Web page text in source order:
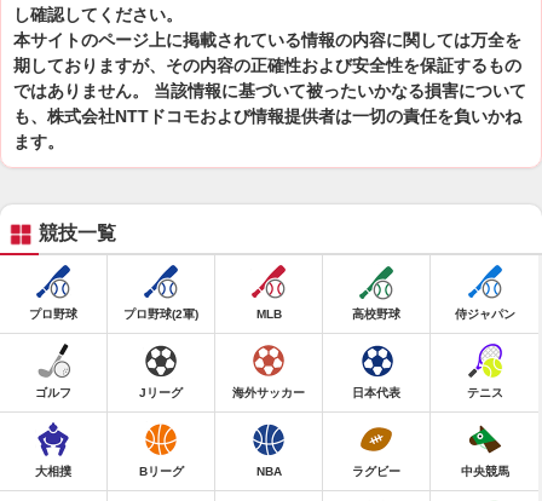
し確認してください。
本サイトのページ上に掲載されている情報の内容に関しては万全を
期しておりますが、その内容の正確性および安全性を保証するもの
ではありません。 当該情報に基づいて被ったいかなる損害について
も、株式会社NTTドコモおよび情報提供者は一切の責任を負いかね
ます。
競技一覧
プロ野球 プロ野球(2軍) MLB 高校野球 侍ジャパン
ゴルフ Jリーグ 海外サッカー 日本代表 テニス
大相撲 Bリーグ NBA ラグビー 中央競馬